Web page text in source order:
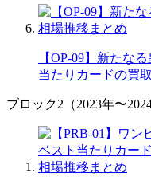
【OP-09】新たな
当たりカードの買
ブロック2（2023年〜